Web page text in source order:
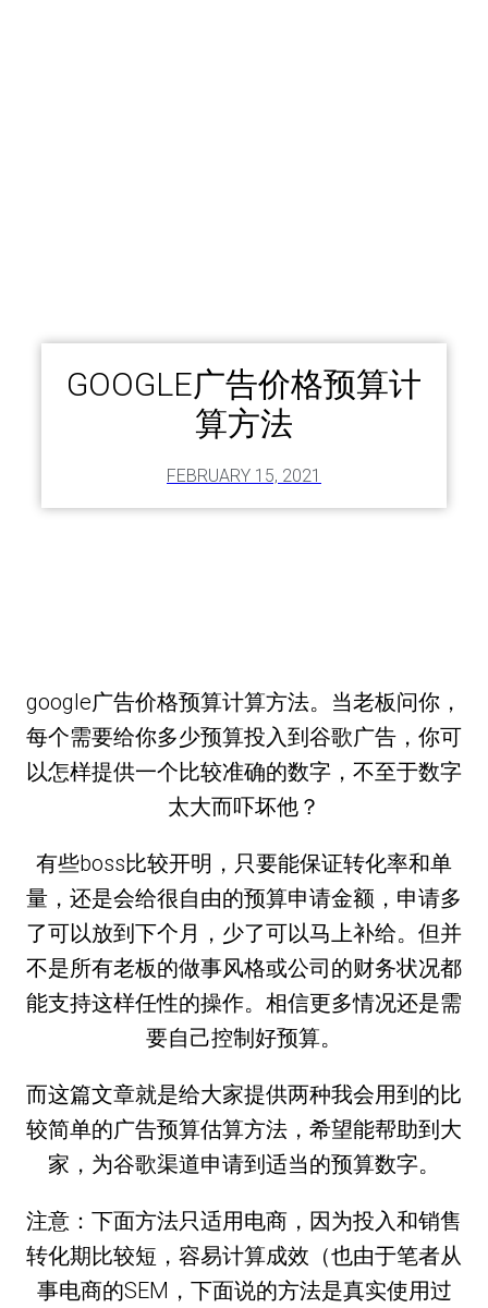
GOOGLE广告价格预算计
算方法
FEBRUARY 15, 2021
google广告价格预算计算方法。当老板问你，
每个需要给你多少预算投入到谷歌广告，你可
以怎样提供一个比较准确的数字，不至于数字
太大而吓坏他？
有些boss比较开明，只要能保证转化率和单
量，还是会给很自由的预算申请金额，申请多
了可以放到下个月，少了可以马上补给。但并
不是所有老板的做事风格或公司的财务状况都
能支持这样任性的操作。相信更多情况还是需
要自己控制好预算。
而这篇文章就是给大家提供两种我会用到的比
较简单的广告预算估算方法，希望能帮助到大
家，为谷歌渠道申请到适当的预算数字。
注意：下面方法只适用电商，因为投入和销售
转化期比较短，容易计算成效（也由于笔者从
事电商的SEM，下面说的方法是真实使用过